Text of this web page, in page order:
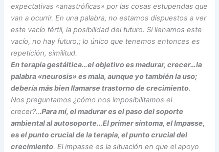
expectativas «anastróficas» por las cosas estupendas que
van a ocurrir. En una palabra, no estamos dispuestos a ver
este vacío fértil, la posibilidad del futuro. Si llenamos este
vacío, no hay futuro,; lo único que tenemos entonces es
repetición, similitud.
En terapia gestáltica…el objetivo es madurar, crecer…la
palabra «neurosis» es mala, aunque yo también la uso;
debería más bien llamarse trastorno de crecimiento.
Nos preguntamos ¿cómo nos imposibilitamos el
crecer?...Para mí, el madurar es el paso del soporte
ambiental al autosoporte…El primer síntoma, el Impasse,
es el punto crucial de la terapia, el punto crucial del
crecimiento. El impasse es la situación en que el apoyo